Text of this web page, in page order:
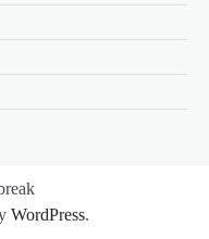
WordPress.